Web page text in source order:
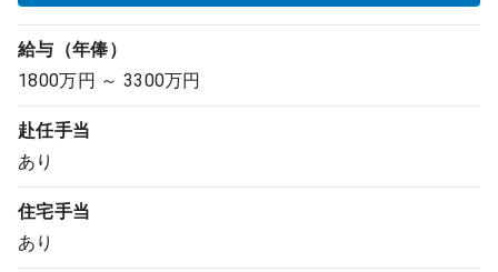
給与（年俸）
1800万円 ～ 3300万円
赴任手当
あり
住宅手当
あり